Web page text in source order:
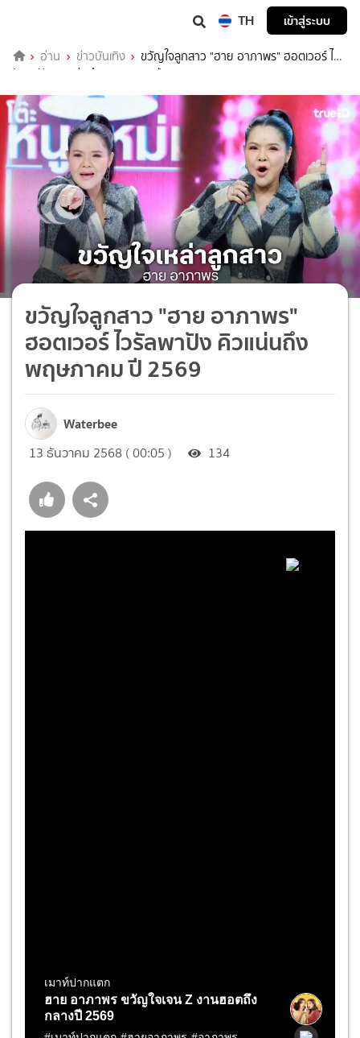
TH เข้าสู่ระบบ
อ่าน ข่าวบันเทิง
ขวัญใจลูกสาว "ฮาย อาภาพร" ฮอตเวอร์ ไว
รัลพาปัง คิวแน่นถึงพฤษภาคม ปี 2569
ขวัญใจลูกสาว "ฮาย อาภาพร"
ฮอตเวอร์ ไวรัลพาปัง คิวแน่นถึง
พฤษภาคม ปี 2569
Waterbee
13 ธันวาคม 2568 ( 00:05 ) 134